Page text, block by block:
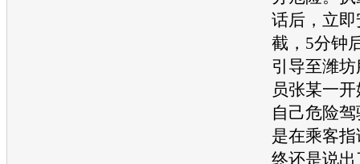
话后，立
截，5分钟
引导至潍
员张某一
自己危险
是在乘客
终还是说